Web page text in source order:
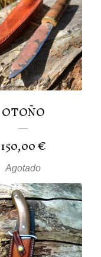
OTOÑO
150,00€
Agotado